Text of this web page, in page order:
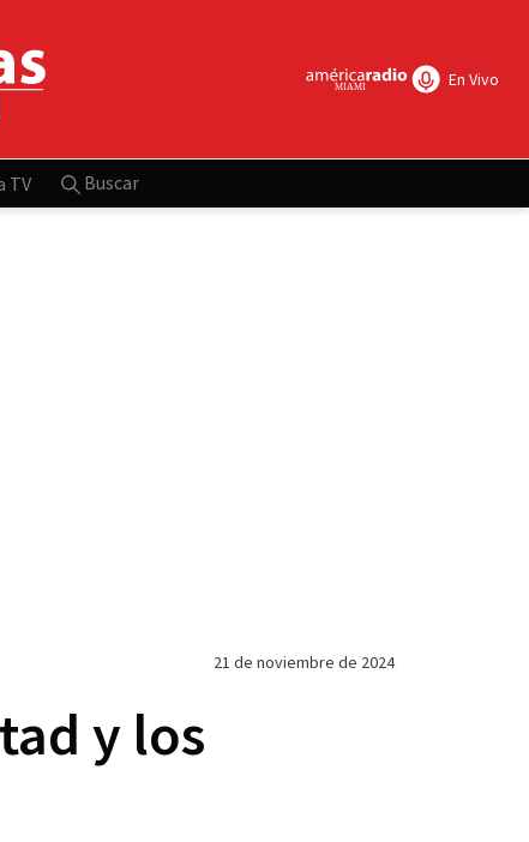
En Vivo
TV Buscar
21 de noviembre de 2024
y los